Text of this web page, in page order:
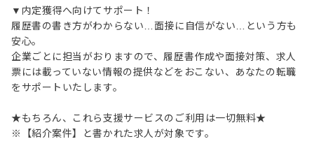
▼内定獲得へ向けてサポート！
履歴書の書き方がわからない…面接に自信がない…という方も
安心。
企業ごとに担当がおりますので、履歴書作成や面接対策、求人
票には載っていない情報の提供などをおこない、あなたの転職
をサポートいたします。
★もちろん、これら支援サービスのご利用は一切無料★
※【紹介案件】と書かれた求人が対象です。